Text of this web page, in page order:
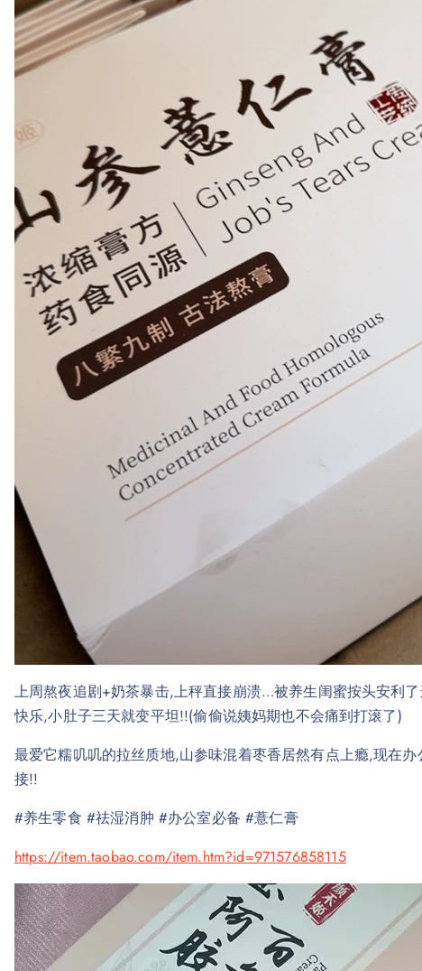
上周熬夜追剧+奶茶暴击,上秤直接崩溃…被养生闺蜜按头安利
快乐,小肚子三天就变平坦!!(偷偷说姨妈期也不会痛到打滚了)
最爱它糯叽叽的拉丝质地,山参味混着枣香居然有点上瘾,现在
接!!
#养生零食 #祛湿消肿 #办公室必备 #薏仁膏
https://item.taobao.com/item.htm?id=971576858115